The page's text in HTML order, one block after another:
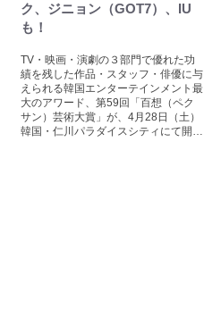
ク、ジニョン（GOT7）、IU
も！
TV・映画・演劇の３部門で優れた功
績を残した作品・スタッフ・俳優に与
えられる韓国エンターテインメント最
大のアワード、第59回「百想（ペク
サン）芸術大賞」が、4月28日（土）
韓国・仁川パラダイスシティにて開…